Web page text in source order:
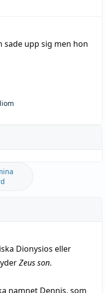
sade upp sig men hon
Dionysios eller
Zeus son.
namnet Dennis, som